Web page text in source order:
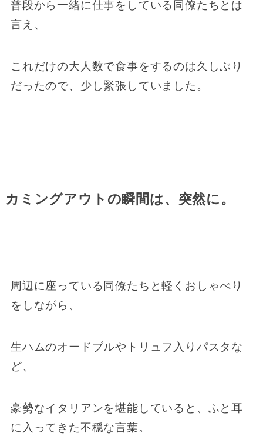
普段から一緒に仕事をしている同僚たちとは
言え、
これだけの大人数で食事をするのは久しぶり
だったので、少し緊張していました。
カミングアウトの瞬間は、突然に。
周辺に座っている同僚たちと軽くおしゃべり
をしながら、
生ハムのオードブルやトリュフ入りパスタな
ど、
豪勢なイタリアンを堪能していると、ふと耳
に入ってきた不穏な言葉。